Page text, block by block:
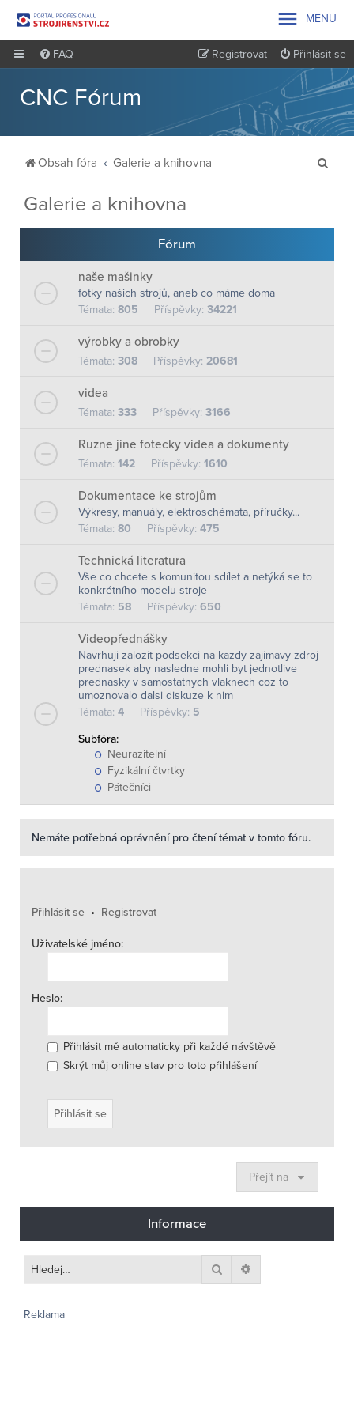
 MENU
FAQ Přihlásit se
Registrovat
CNC Fórum
Obsah fóra Galerie a knihovna
d
Galerie a knihovna
Fórum
naše mašinky
fotky našich strojů, aneb co máme doma
Témata: 805 Příspěvky: 34221
výrobky a obrobky
Témata: 308 Příspěvky: 20681
videa
Témata: 333 Příspěvky: 3166
Ruzne jine fotecky videa a dokumenty
Témata: 142 Příspěvky: 1610
Dokumentace ke strojům
Výkresy, manuály, elektroschémata, příručky...
Témata: 80 Příspěvky: 475
Technická literatura
Vše co chcete s komunitou sdílet a netýká se to
konkrétního modelu stroje
Témata: 58 Příspěvky: 650
Videopřednášky
Navrhuji zalozit podsekci na kazdy zajimavy zdroj
prednasek aby nasledne mohli byt jednotlive
prednasky v samostatnych vlaknech coz to
umoznovalo dalsi diskuze k nim
Témata: 4 Příspěvky: 5
Subfóra:
Neurazitelní
Fyzikální čtvrtky
Pátečníci
Nemáte potřebná oprávnění pro čtení témat v tomto fóru.
Přihlásit se • Registrovat
Uživatelské jméno:
Heslo:
Přihlásit mě automaticky při každé návštěvě
Skrýt můj online stav pro toto přihlášení
Přejít na
Informace
Hledat
Reklama